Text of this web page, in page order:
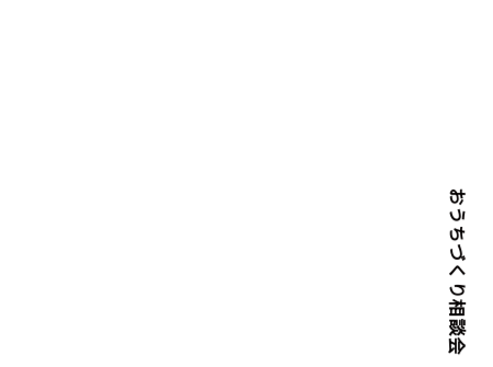
おうちづくり
相談会